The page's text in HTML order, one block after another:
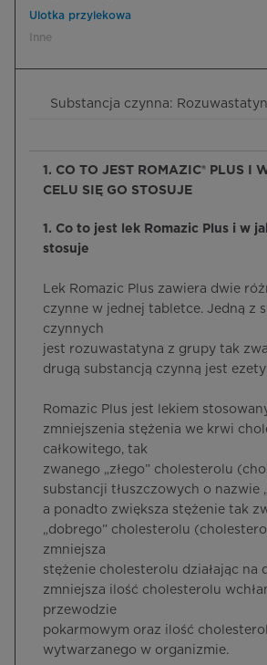
Ulotka przylekowa
Inne
Substancja czynna:
1. CO TO JEST ROMAZIC® PLUS I
CELU SIĘ GO STOSUJE
1. Co to jest lek Romazic Plus i w
stosuje
Lek Romazic Plus zawiera dwie
czynne w jednej tabletce. Jedną z
czynnych
jest rozuwastatyna z grupy tak
drugą substancją czynną jest
Romazic Plus jest lekiem
zmniejszenia stężenia we krwi
całkowitego, tak
zwanego „złego” cholesterolu
substancji tłuszczowych o nazwie
a ponadto zwiększa stężenie tak
„dobrego” cholesterolu
zmniejsza
stężenie cholesterolu działając na
zmniejsza ilość cholesterolu
przewodzie
pokarmowym oraz ilość
wytwarzanego w organizmie.